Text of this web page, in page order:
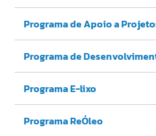
Programa de Apoio a
Programa de
Programa E-lixo
Programa ReÓleo